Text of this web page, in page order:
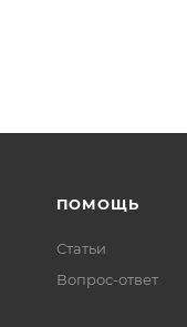
ПОМОЩЬ
Статьи
Вопрос-ответ